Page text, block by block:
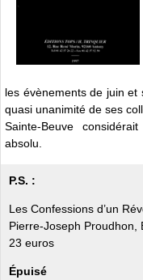
les évènements de juin
quasi unanimité de ses
Sainte-Beuve
absolu.
P.S. :
Les Confessions d’un
Pierre-Joseph Proudhon,
23 euros
Épuisé